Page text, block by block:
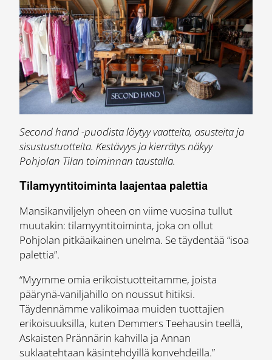
Second hand -puodista löytyy vaatteita, asusteita ja
sisustustuotteita. Kestävyys ja kierrätys näkyy
Pohjolan Tilan toiminnan taustalla.
Tilamyyntitoiminta laajentaa palettia
Mansikanviljelyn oheen on viime vuosina tullut
muutakin: tilamyyntitoiminta, joka on ollut
Pohjolan pitkäaikainen unelma. Se täydentää “isoa
palettia”.
“Myymme omia erikoistuotteitamme, joista
päärynä-vaniljahillo on noussut hitiksi.
Täydennämme valikoimaa muiden tuottajien
erikoisuuksilla, kuten Demmers Teehausin teellä,
Askaisten Prännärin kahvilla ja Annan
suklaatehtaan käsintehdyillä konvehdeilla.”